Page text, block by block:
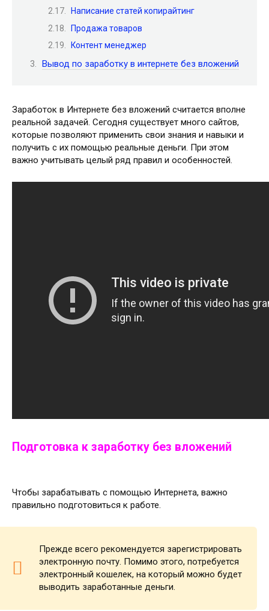
Написание статей копирайтинг
Продажа товаров
Контент менеджер
Вывод по заработку в интернете без вложений
Заработок в Интернете без вложений считается вполне
реальной задачей. Сегодня существует много сайтов,
которые позволяют применить свои знания и навыки и
получить с их помощью реальные деньги. При этом
важно учитывать целый ряд правил и особенностей.
Подготовка к заработку без вложений
Чтобы зарабатывать с помощью Интернета, важно
правильно подготовиться к работе.
Прежде всего рекомендуется зарегистрировать
электронную почту. Помимо этого, потребуется
электронный кошелек, на который можно будет
выводить заработанные деньги.